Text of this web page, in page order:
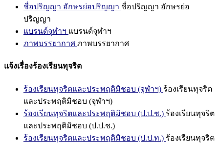
ชื่อปริญญา อักษรย่อปริญญา ชื่อปริญญา อักษรย่อ
ปริญญา
แบรนด์จุฬาฯ แบรนด์จุฬาฯ
ภาพบรรยากาศ ภาพบรรยากาศ
แจ้งเรื่องร้องเรียนทุจริต
ร้องเรียนทุจริตและประพฤติมิชอบ (จุฬาฯ) ร้องเรียนทุจริต
และประพฤติมิชอบ (จุฬาฯ)
ร้องเรียนทุจริตและประพฤติมิชอบ (ป.ป.ช.) ร้องเรียนทุจริต
และประพฤติมิชอบ (ป.ป.ช.)
ร้องเรียนทุจริตและประพฤติมิชอบ (ป.ป.ท.) ร้องเรียนทุจริต